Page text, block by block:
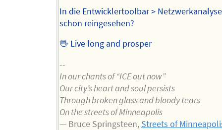
In die Entwicklertoolbar >
schon reingesehen?
🖖 Live long and prosper
--
In our chants of “ICE out now”
Our city’s heart and soul persists
Through broken glass and bloody tears
On the streets of Minneapolis
— Bruce Springsteen, Streets of